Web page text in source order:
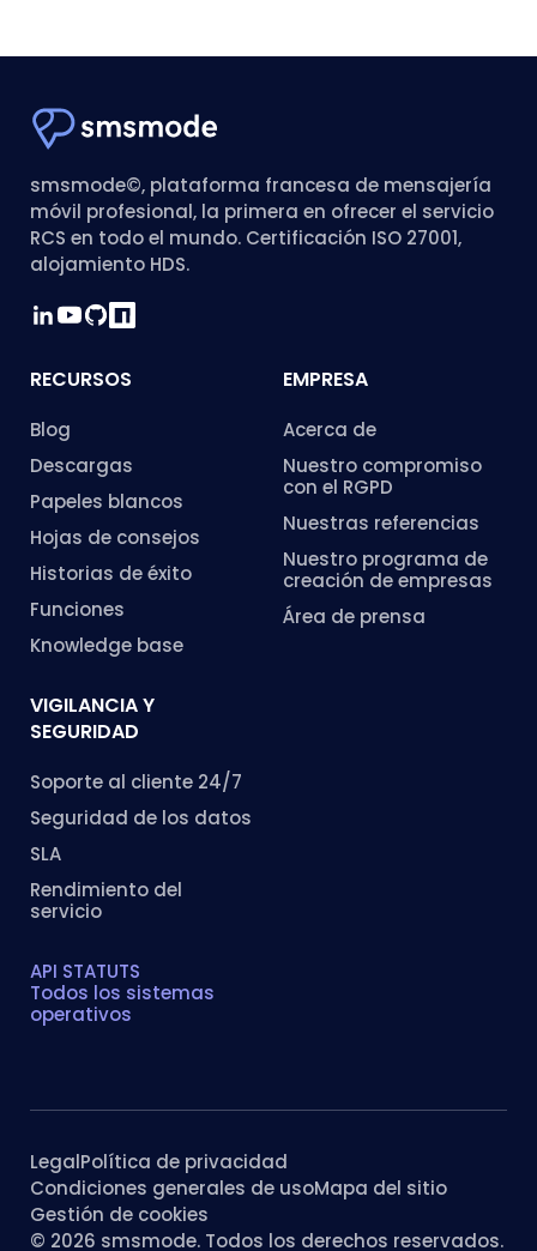
smsmode©, plataforma francesa de mensajería
móvil profesional, la primera en ofrecer el servicio
RCS en todo el mundo. Certificación ISO 27001,
alojamiento HDS.
RECURSOS
Blog
Descargas
Papeles blancos
Hojas de consejos
Historias de éxito
Funciones
Knowledge base
EMPRESA
Acerca de
Nuestro compromiso
con el RGPD
Nuestras referencias
Nuestro programa de
creación de empresas
Área de prensa
VIGILANCIA Y
SEGURIDAD
Soporte al cliente 24/7
Seguridad de los datos
SLA
Rendimiento del
servicio
API STATUTS
Todos los sistemas
operativos
© 2026 smsmode. Todos los derechos reservados.
LegalPolítica de privacidad
Condiciones generales de usoMapa del sitio
Gestión de cookies